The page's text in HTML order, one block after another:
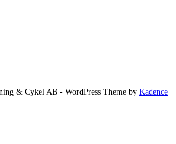
& Cykel AB - WordPress Theme by Kadence